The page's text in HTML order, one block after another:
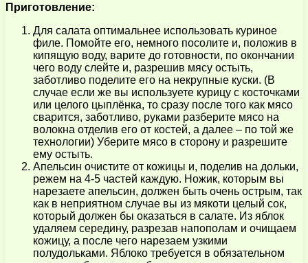
Приготовление:
Для салата оптимальнее использовать куриное
филе. Помойте его, немного посолите и, положив в
кипящую воду, варите до готовности, по окончании
чего воду слейте и, разрешив мясу остыть,
заботливо поделите его на некрупные куски. (В
случае если же вы используете курицу с косточками
или целого цыплёнка, то сразу после того как мясо
сварится, заботливо, руками разберите мясо на
волокна отделив его от костей, а далее – по той же
технологии) Уберите мясо в сторону и разрешите
ему остыть.
Апельсин очистите от кожицы и, поделив на дольки,
режем на 4-5 частей каждую. Ножик, которым вы
нарезаете апельсин, должен быть очень острым, так
как в неприятном случае вы из мякоти целый сок,
который должен бы оказаться в салате. Из яблок
удаляем середину, разрезав напополам и очищаем
кожицу, а после чего нарезаем узкими
полудольками. Яблоко требуется в обязательном